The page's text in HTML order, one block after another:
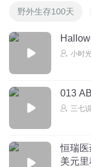
野外生存100天
小时
013
三七
恒瑞
美元